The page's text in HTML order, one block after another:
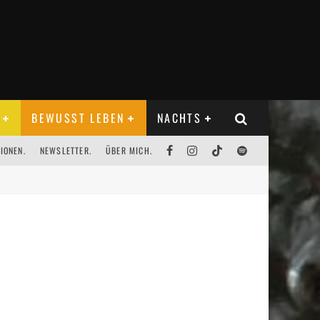
BEWUSST LEBEN NACHTS
NEWSLETTER. ÜBER MICH.